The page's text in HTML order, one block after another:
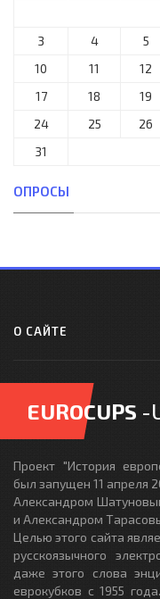
3
4 5
10
11 12
17
18 19
24
25 26
31
ОПРОСЫ
О САЙТЕ
EUROCUPS -
Проект "История
был запущен 11 апреля
Александром
и Александром
Целью этого сайта
русскоязычного
даже этого слова
еврокубков с 1955